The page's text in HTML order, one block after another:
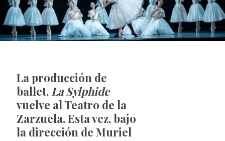
La producción de
ballet, La Sylphide
vuelve al Teatro de la
Zarzuela. Esta vez, bajo
la dirección de Muriel